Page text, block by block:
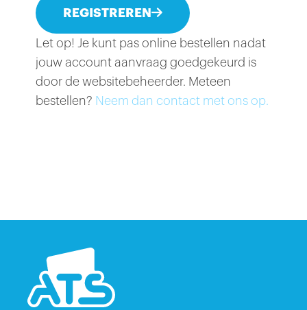
REGISTREREN
Let op! Je kunt pas online bestellen nadat
jouw account aanvraag goedgekeurd is
door de websitebeheerder. Meteen
bestellen? Neem dan contact met ons op.